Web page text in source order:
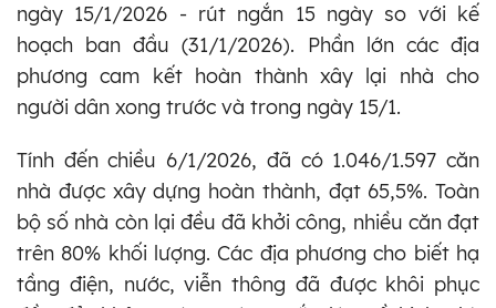
ngày 15/1/2026 - rút ngắn 15 ngày so với kế
hoạch ban đầu (31/1/2026). Phần lớn các địa
phương cam kết hoàn thành xây lại nhà cho
người dân xong trước và trong ngày 15/1.
Tính đến chiều 6/1/2026, đã có 1.046/1.597 căn
nhà được xây dựng hoàn thành, đạt 65,5%. Toàn
bộ số nhà còn lại đều đã khởi công, nhiều căn đạt
trên 80% khối lượng. Các địa phương cho biết hạ
tầng điện, nước, viễn thông đã được khôi phục